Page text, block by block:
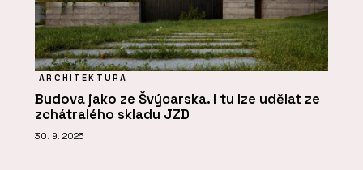
ARCHITEKTURA
Budova jako ze Švýcarska. I tu lze udělat ze
zchátralého skladu JZD
30. 9. 2025